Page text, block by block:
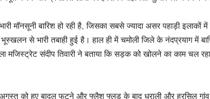
मॉनसूनी बारिश हो रही है, जिसका सबसे ज्यादा असर पहाड़ी
से भारी तबाही हुई है। हाल ही में चमोली जिले के नंदप्रयाग में
मजिस्ट्रेट संदीप तिवारी ने बताया कि सड़क को खोलने का काम चल
को हुए बादल फटने और फ्लैश फ्लड के बाद धराली और हरसिल गांव